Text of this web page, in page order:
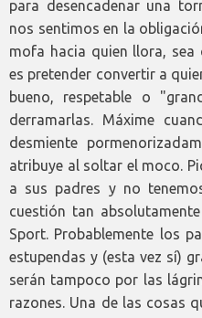
para desencadenar una
nos sentimos en la
mofa hacia quien llora,
es pretender convertir a
bueno, respetable o
derramarlas. Máxime
desmiente
atribuye al soltar el moco.
a sus padres y no
cuestión tan
Sport. Probablemente los
estupendas y (esta vez sí)
serán tampoco por las
razones. Una de las cosas